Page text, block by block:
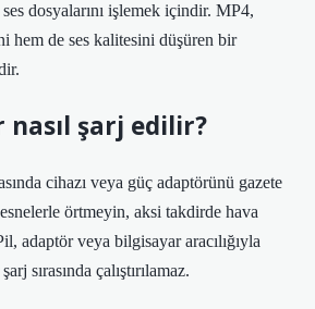
dosyalarını işlemek içindir. MP4,
hem de ses kalitesini düşüren bir
nasıl şarj edilir?
cihazı veya güç adaptörünü gazete
örtmeyin, aksi takdirde hava
adaptör veya bilgisayar aracılığıyla
sırasında çalıştırılamaz.